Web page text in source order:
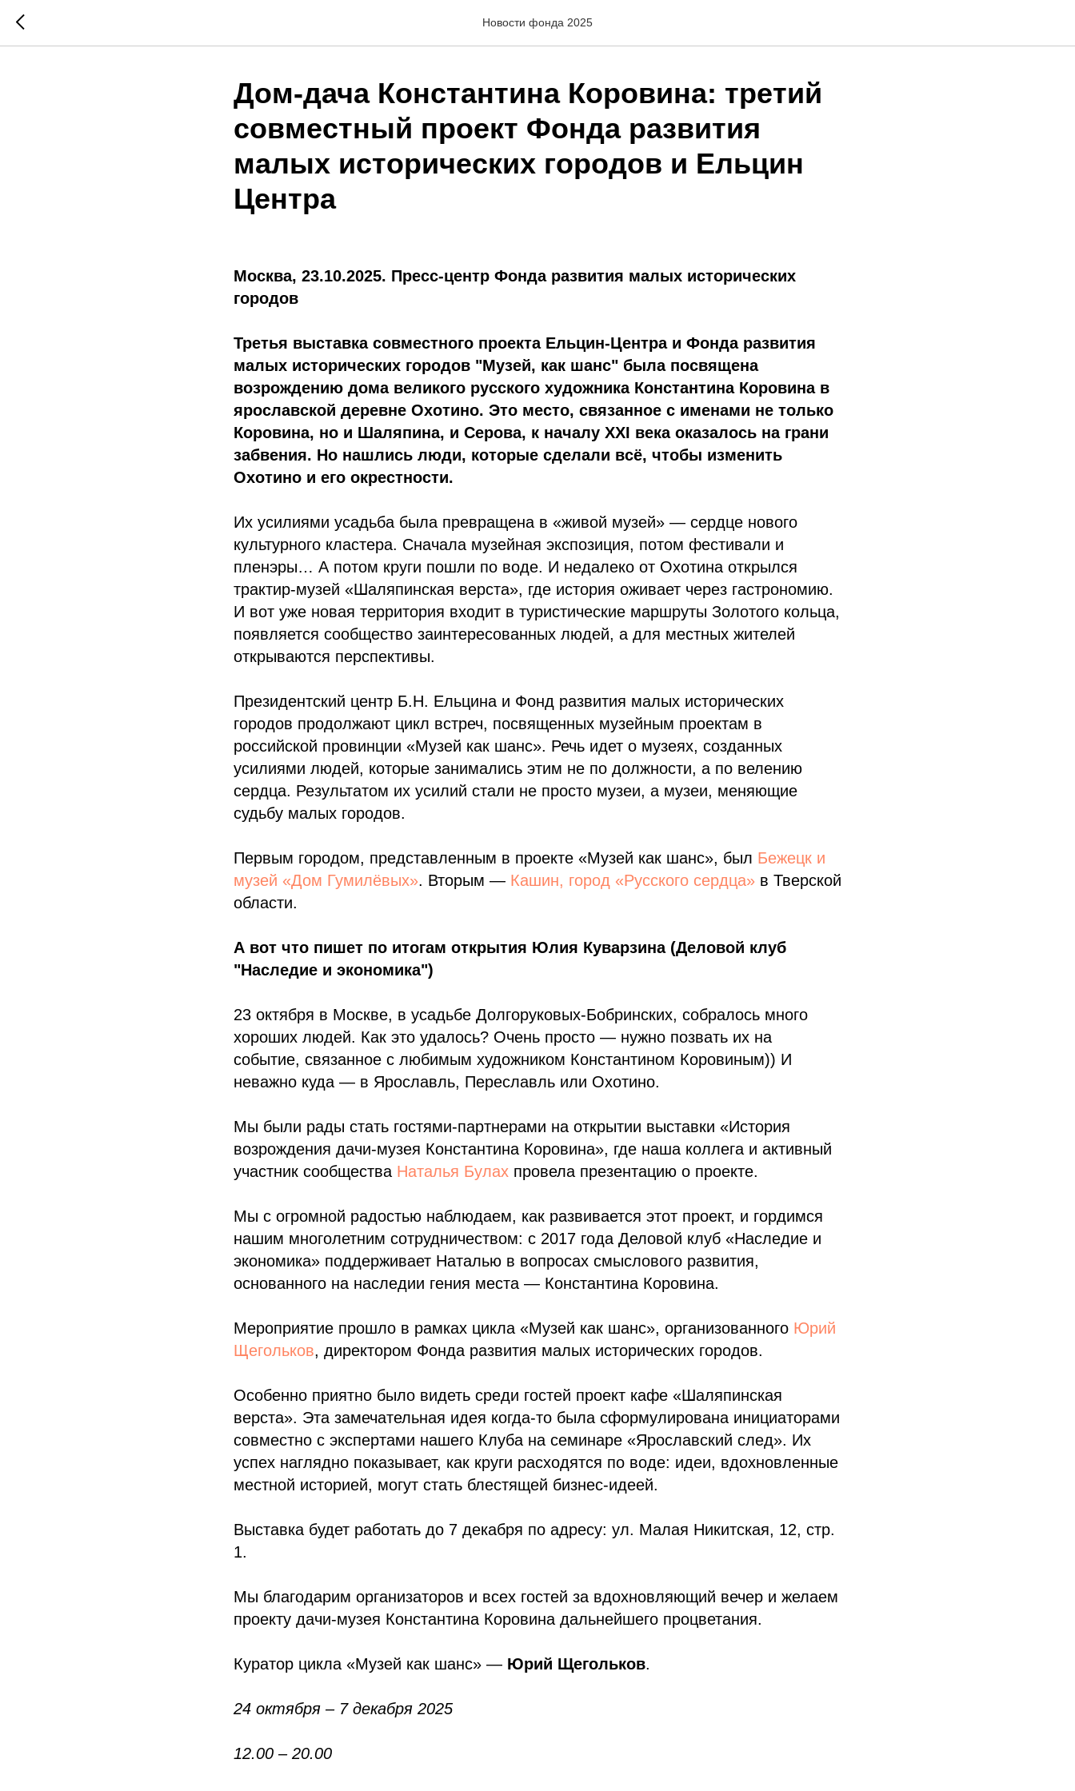
Новости фонда 2025
Дом-дача Константина Коровина: третий
совместный проект Фонда развития
малых исторических городов и Ельцин
Центра
Москва, 23.10.2025. Пресс-центр Фонда развития малых исторических
городов
Третья выставка совместного проекта Ельцин-Центра и Фонда развития
малых исторических городов "Музей, как шанс" была посвящена
возрождению дома великого русского художника Константина Коровина в
ярославской деревне Охотино. Это место, связанное с именами не только
Коровина, но и Шаляпина, и Серова, к началу XXI века оказалось на грани
забвения. Но нашлись люди, которые сделали всё, чтобы изменить
Охотино и его окрестности.
Их усилиями усадьба была превращена в «живой музей» — сердце нового
культурного кластера. Сначала музейная экспозиция, потом фестивали и
пленэры… А потом круги пошли по воде. И недалеко от Охотина открылся
трактир-музей «Шаляпинская верста», где история оживает через гастрономию.
И вот уже новая территория входит в туристические маршруты Золотого кольца,
появляется сообщество заинтересованных людей, а для местных жителей
открываются перспективы.
Президентский центр Б.Н. Ельцина и Фонд развития малых исторических
городов продолжают цикл встреч, посвященных музейным проектам в
российской провинции «Музей как шанс». Речь идет о музеях, созданных
усилиями людей, которые занимались этим не по должности, а по велению
сердца. Результатом их усилий стали не просто музеи, а музеи, меняющие
судьбу малых городов.
Первым городом, представленным в проекте «Музей как шанс», был Бежецк и
музей «Дом Гумилёвых». Вторым — Кашин, город «Русского сердца» в Тверской
области.
А вот что пишет по итогам открытия Юлия Куварзина (Деловой клуб
"Наследие и экономика")
23 октября в Москве, в усадьбе Долгоруковых-Бобринских, собралось много
хороших людей. Как это удалось? Очень просто — нужно позвать их на
событие, связанное с любимым художником Константином Коровиным)) И
неважно куда — в Ярославль, Переславль или Охотино.
Мы были рады стать гостями-партнерами на открытии выставки «История
возрождения дачи-музея Константина Коровина», где наша коллега и активный
участник сообщества Наталья Булах провела презентацию о проекте.
Мы с огромной радостью наблюдаем, как развивается этот проект, и гордимся
нашим многолетним сотрудничеством: с 2017 года Деловой клуб «Наследие и
экономика» поддерживает Наталью в вопросах смыслового развития,
основанного на наследии гения места — Константина Коровина.
Мероприятие прошло в рамках цикла «Музей как шанс», организованного Юрий
Щегольков, директором Фонда развития малых исторических городов.
Особенно приятно было видеть среди гостей проект кафе «Шаляпинская
верста». Эта замечательная идея когда-то была сформулирована инициаторами
совместно с экспертами нашего Клуба на семинаре «Ярославский след». Их
успех наглядно показывает, как круги расходятся по воде: идеи, вдохновленные
местной историей, могут стать блестящей бизнес-идеей.
Выставка будет работать до 7 декабря по адресу: ул. Малая Никитская, 12, стр.
1.
Мы благодарим организаторов и всех гостей за вдохновляющий вечер и желаем
проекту дачи-музея Константина Коровина дальнейшего процветания.
Куратор цикла «Музей как шанс» — Юрий Щегольков.
24 октября – 7 декабря 2025
12.00 – 20.00